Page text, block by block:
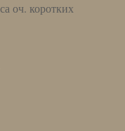
коротких